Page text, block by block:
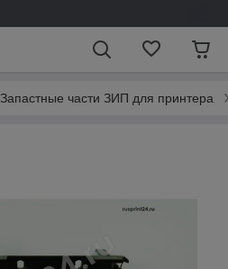
Запастные части ЗИП для принтера